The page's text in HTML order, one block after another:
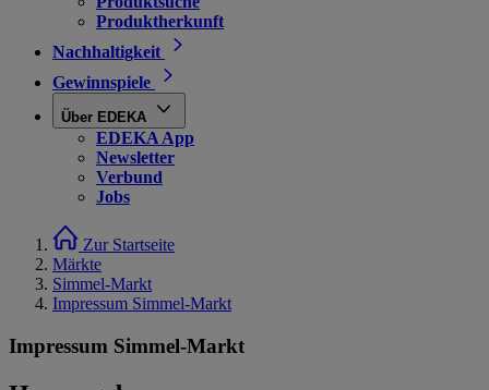
Produktherkunft
Nachhaltigkeit
Gewinnspiele
Über EDEKA
EDEKA App
Newsletter
Verbund
Jobs
Zur Startseite
Märkte
Simmel-Markt
Impressum Simmel-Markt
Impressum Simmel-Markt